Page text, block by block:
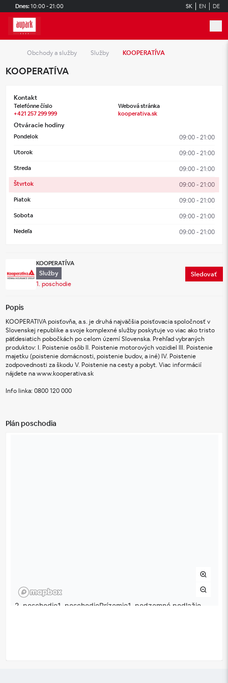
Skip to main content
Dnes: 10:00 - 21:00 SK EN DE
Obchody a služby Služby KOOPERATÍVA
KOOPERATÍVA
KOOPERATÍVA
Služby
1. poschodie
Sledovať
Popis
KOOPERATIVA poisťovňa, a.s. je druhá najväčšia poisťovacia spoločnosť v
Slovenskej republike a svoje komplexné služby poskytuje vo viac ako tristo
päťdesiatich pobočkách po celom území Slovenska. Prehľad vybraných
produktov: I. Poistenie osôb II. Poistenie motorových vozidiel III. Poistenie
majetku (poistenie domácnosti, poistenie budov, a iné) IV. Poistenie
zodpovednosti za škodu V. Poistenie na cesty a pobyt. Viac informácií
nájdete na www.kooperativa.sk
Info linka: 0800 120 000
Kontakt
Telefónne číslo
+421 257 299 999
Webová stránka
kooperativa.sk
Otváracie hodiny
Pondelok 09:00 - 21:00
Utorok 09:00 - 21:00
Streda 09:00 - 21:00
Štvrtok 09:00 - 21:00
Piatok 09:00 - 21:00
Sobota 09:00 - 21:00
Nedeľa 09:00 - 21:00
Plán poschodia